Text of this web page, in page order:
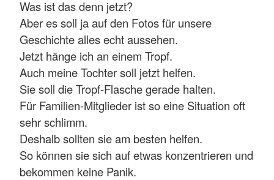
Was ist das denn jetzt?
Aber es soll ja auf den Fotos für unsere
Geschichte alles echt aussehen.
Jetzt hänge ich an einem Tropf.
Auch meine Tochter soll jetzt helfen.
Sie soll die Tropf-Flasche gerade halten.
Für Familien-Mitglieder ist so eine Situation oft
sehr schlimm.
Deshalb sollten sie am besten helfen.
So können sie sich auf etwas konzentrieren und
bekommen keine Panik.